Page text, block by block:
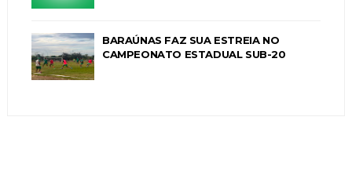
BARAÚNAS FAZ SUA ESTREIA NO
CAMPEONATO ESTADUAL SUB-20